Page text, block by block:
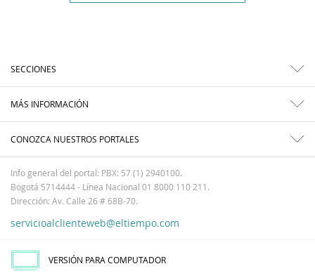
SECCIONES
MÁS INFORMACIÓN
CONOZCA NUESTROS PORTALES
Info general del portal: PBX: 57 (1) 2940100.
Bogotá 5714444 - Línea Nacional 01 8000 110 211.
Dirección: Av. Calle 26 # 68B-70.
servicioalclienteweb@eltiempo.com
VERSIÓN PARA COMPUTADOR